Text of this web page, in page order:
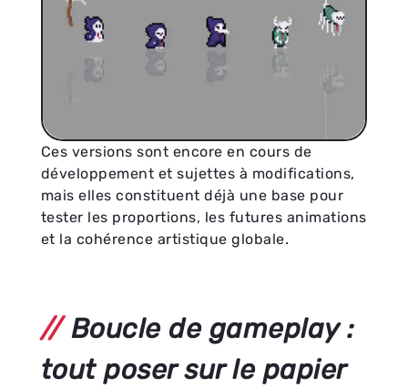
Ces versions sont encore en cours de
développement et sujettes à modifications,
mais elles constituent déjà une base pour
tester les proportions, les futures animations
et la cohérence artistique globale.
Boucle de gameplay :
tout poser sur le papier